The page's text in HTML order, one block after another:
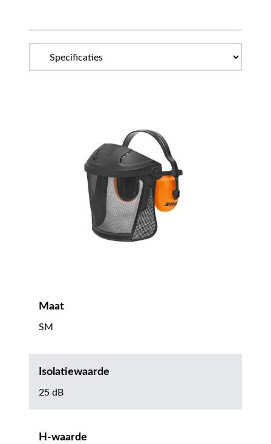
Maat
SM
Isolatiewaarde
25 dB
H-waarde